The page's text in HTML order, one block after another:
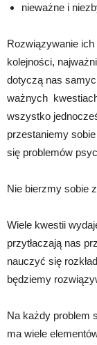
nieważne i
Rozwiązywanie ich
kolejności,
dotyczą nas
ważnych
wszystko
przestaniemy
się problemów
Nie bierzmy sobie
Wiele kwestii
przytłaczają nas
nauczyć się
będziemy
Na każdy problem
ma wiele